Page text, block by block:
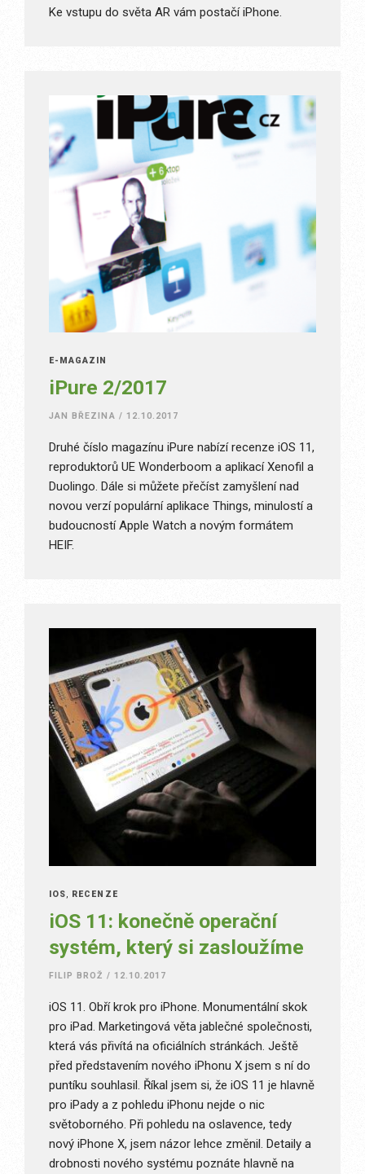
Ke vstupu do světa AR vám postačí iPhone.
E-MAGAZÍN
iPure 2/2017
JAN BŘEZINA / 12.10.2017
Druhé číslo magazínu iPure nabízí recenze iOS 11,
reproduktorů UE Wonderboom a aplikací Xenofil a
Duolingo. Dále si můžete přečíst zamyšlení nad
novou verzí populární aplikace Things, minulostí a
budoucností Apple Watch a novým formátem
HEIF.
IOS, RECENZE
iOS 11: konečně operační
systém, který si zasloužíme
FILIP BROŽ / 12.10.2017
iOS 11. Obří krok pro iPhone. Monumentální skok
pro iPad. Marketingová věta jablečné společnosti,
která vás přivítá na oficiálních stránkách. Ještě
před představením nového iPhonu X jsem s ní do
puntíku souhlasil. Říkal jsem si, že iOS 11 je hlavně
pro iPady a z pohledu iPhonu nejde o nic
světoborného. Při pohledu na oslavence, tedy
nový iPhone X, jsem názor lehce změnil. Detaily a
drobnosti nového systému poznáte hlavně na